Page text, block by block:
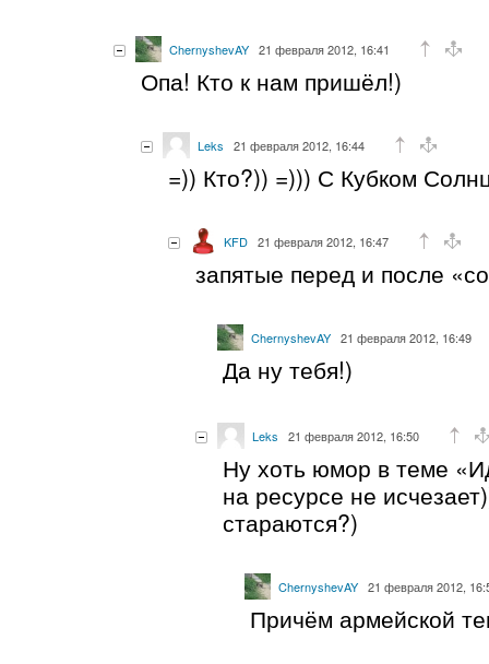
ChernyshevAY 21 февраля 2012, 16:41
Опа! Кто к нам пришёл!)
Leks 21 февраля 2012, 16:44
=)) Кто?)) =))) С Кубком
KFD 21 февраля 2012, 16:47
запятые перед и после
ChernyshevAY 21 февраля 2012, 16:49
Да ну тебя!)
Leks 21 февраля 2012, 16:50
Ну хоть юмор в теме
на ресурсе не
стараются?)
ChernyshevAY 21 февраля 2012,
Причём армейской